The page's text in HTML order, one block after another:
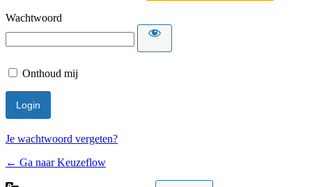
Wachtwoord
Onthoud mij
Je wachtwoord vergeten?
← Ga naar Keuzeflow